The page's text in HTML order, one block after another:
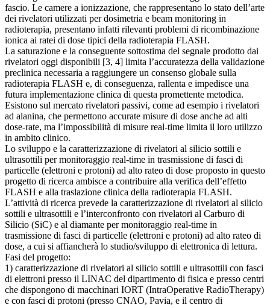
fascio. Le camere a ionizzazione, che rappresentano lo stato dell’arte
dei rivelatori utilizzati per dosimetria e beam monitoring in
radioterapia, presentano infatti rilevanti problemi di ricombinazione
ionica ai ratei di dose tipici della radioterapia FLASH.
La saturazione e la conseguente sottostima del segnale prodotto dai
rivelatori oggi disponibili [3, 4] limita l’accuratezza della validazione
preclinica necessaria a raggiungere un consenso globale sulla
radioterapia FLASH e, di conseguenza, rallenta e impedisce una
futura implementazione clinica di questa promettente metodica.
Esistono sul mercato rivelatori passivi, come ad esempio i rivelatori
ad alanina, che permettono accurate misure di dose anche ad alti
dose-rate, ma l’impossibilità di misure real-time limita il loro utilizzo
in ambito clinico.
Lo sviluppo e la caratterizzazione di rivelatori al silicio sottili e
ultrasottili per monitoraggio real-time in trasmissione di fasci di
particelle (elettroni e protoni) ad alto rateo di dose proposto in questo
progetto di ricerca ambisce a contribuire alla verifica dell’effetto
FLASH e alla traslazione clinica della radioterapia FLASH.
L’attività di ricerca prevede la caratterizzazione di rivelatori al silicio
sottili e ultrasottili e l’interconfronto con rivelatori al Carburo di
Silicio (SiC) e al diamante per monitoraggio real-time in
trasmissione di fasci di particelle (elettroni e protoni) ad alto rateo di
dose, a cui si affiancherà lo studio/sviluppo di elettronica di lettura.
Fasi del progetto:
1) caratterizzazione di rivelatori al silicio sottili e ultrasottili con fasci
di elettroni presso il LINAC del dipartimento di fisica e presso centri
che dispongono di macchinari IORT (IntraOperative RadioTherapy)
e con fasci di protoni (presso CNAO, Pavia, e il centro di